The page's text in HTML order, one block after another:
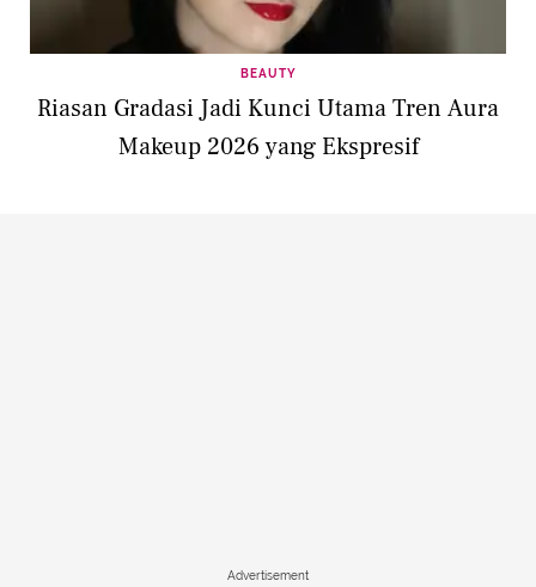
BEAUTY
Riasan Gradasi Jadi Kunci Utama Tren Aura
Makeup 2026 yang Ekspresif
Advertisement